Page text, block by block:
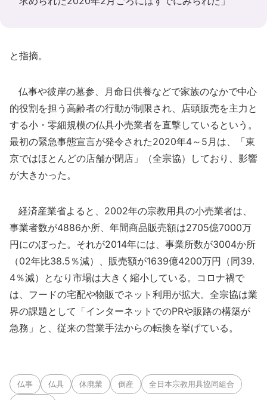
と指摘。
仏事や彼岸の墓参、月命日供養などで家族のなかで中心
的役割を担う高齢者の行動が制限され、店頭販売を主力と
する小・零細規模の仏具小売業者を直撃しているという。
最初の緊急事態宣言が発令された2020年4～5月は、「東
京ではほとんどの店舗が閉店」（全宗協）しており、影響
が大きかった。
経済産業省よると、2002年の宗教用具の小売業者は、
事業者数が4886か所、年間商品販売額は2705億7000万
円にのぼった。それが2014年には、事業所数が3004か所
（02年比38.5％減）、販売額が1639億4200万円（同39.
4％減）となり市場は大きく縮小している。コロナ禍で
は、フードの宅配や物販でネット利用が拡大。全宗協は業
界の課題として「インターネットでのPRや販路の構築が
急務」と、従来の営業手法からの転換を挙げている。
仏事 仏具 休廃業 倒産 全日本宗教用具協同組合